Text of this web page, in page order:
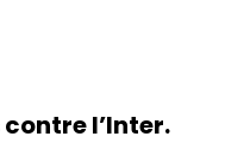
l’Inter.